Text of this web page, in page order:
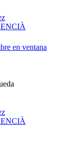
en ventana